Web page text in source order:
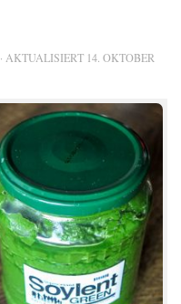
· AKTUALISIERT 14. OKTOBER